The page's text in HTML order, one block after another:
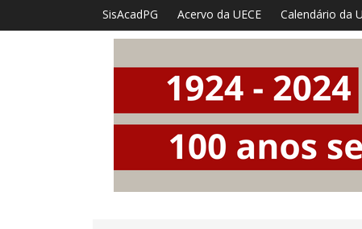
SisAcadPG Acervo da UECE Calendário da